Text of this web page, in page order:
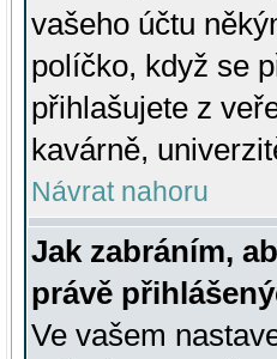
vašeho účtu
políčko, když se
přihlašujete z
kavárně,
Návrat nahoru
Jak zabráním,
právě
Ve vašem